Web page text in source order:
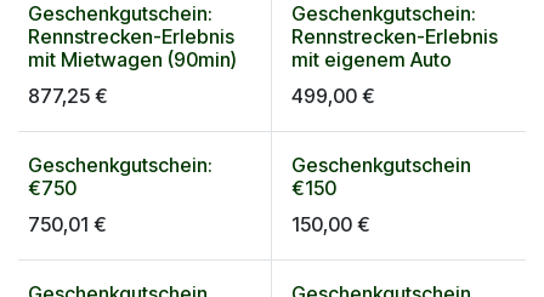
Geschenkgutschein
Geschenkgutschein:
Rennstrecken-Erlebnis
mit Mietwagen (90min)
877,25 € Geschenkgutschein
Geschenkgutschein:
Rennstrecken-Erlebnis
mit eigenem Auto
499,00€
Geschenkgutschein
Geschenkgutschein:
€750
750,01 € Geschenkgutschein
Geschenkgutschein
€150
150,00€